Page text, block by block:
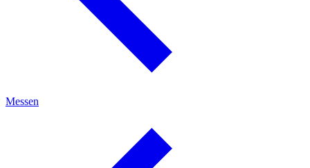
Messen